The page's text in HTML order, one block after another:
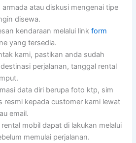
armada atau diskusi mengenai tipe
disewa.
kendaraan melalui linkform
yang tersedia.
kami, pastikan anda sudah
perjalanan, tanggal rental
data diri berupa foto ktp, sim
resmi kepada customer kami lewat
email.
mobil dapat di lakukan melalui
memulai perjalanan.